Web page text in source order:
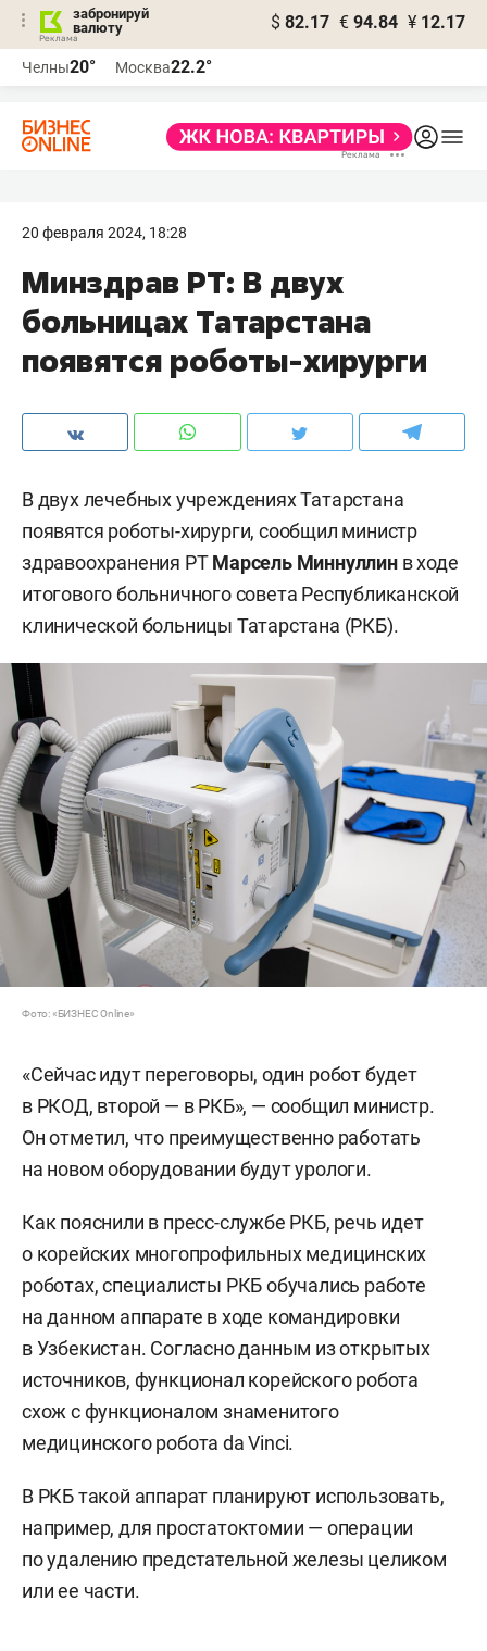
забронируй
валюту
$ 82.17 € 94.84 ¥ 12.17
Челны20° Москва22.2°
20 февраля 2024, 18:28
Минздрав РТ: В двух
больницах Татарстана
появятся роботы-хирурги
В двух лечебных учреждениях Татарстана
появятся роботы-хирурги, сообщил министр
здравоохранения РТМарсель Миннуллинв ходе
итогового больничного совета Республиканской
клинической больницы Татарстана (РКБ).
Фото: «БИЗНЕС Online»
«Сейчас идут переговоры, один робот будет
в РКОД, второй — в РКБ», — сообщил министр.
Он отметил, что преимущественно работать
на новом оборудовании будут урологи.
Как пояснили в пресс-службе РКБ, речь идет
о корейских многопрофильных медицинских
роботах, специалисты РКБ обучались работе
на данном аппарате в ходе командировки
в Узбекистан. Согласно данным из открытых
источников, функционал корейского робота
схож с функционалом знаменитого
медицинского робота da Vinci.
В РКБ такой аппарат планируют использовать,
например, для простатоктомии — операции
по удалению предстательной железы целиком
или ее части.